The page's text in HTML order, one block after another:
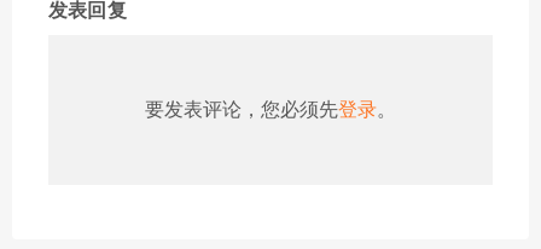
发表回复
要发表评论，您必须先登录。